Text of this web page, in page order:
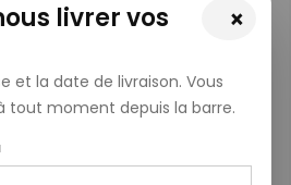
×
livrer vos
et la date de livraison. Vous
tout moment depuis la barre.